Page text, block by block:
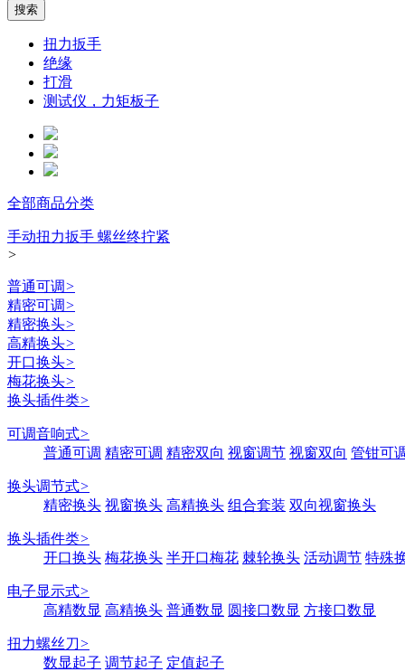
扭力扳手
绝缘
打滑
测试仪，力矩板子
全部商品分类
手动扭力扳手 螺丝终拧紧
>
普通可调>
精密可调>
精密换头>
高精换头>
开口换头>
梅花换头>
换头插件类>
可调音响式>
普通可调 精密可调 精密双向 视窗调节 视窗双向 管钳可
换头调节式>
精密换头 视窗换头 高精换头 组合套装 双向视窗换头
换头插件类>
开口换头 梅花换头 半开口梅花 棘轮换头 活动调节 特殊
电子显示式>
高精数显 高精换头 普通数显 圆接口数显 方接口数显
扭力螺丝刀>
数显起子 调节起子 定值起子